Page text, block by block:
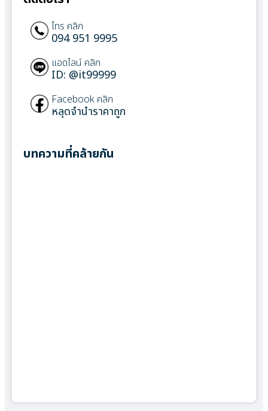
โทร คลิก
094 951 9995
แอดไลน์ คลิก
ID: @it99999
Facebook คลิก
หลุดจำนำราคาถูก
บทความที่คล้ายกัน